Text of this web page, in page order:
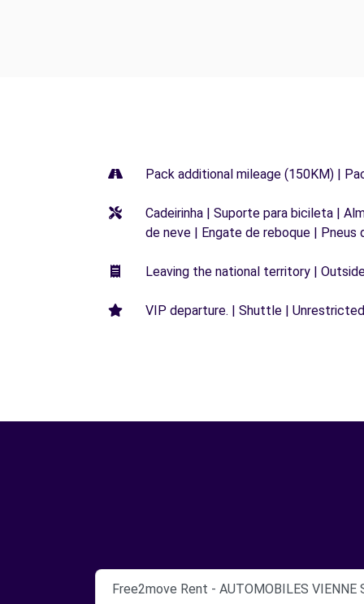
Pack additional mileage (150KM) |
Cadeirinha | Suporte para bicileta |
de neve | Engate de reboque | Pneus
Leaving the national territory |
VIP departure. | Shuttle |
Free2move Rent - AUTOMOBILES VIENNE